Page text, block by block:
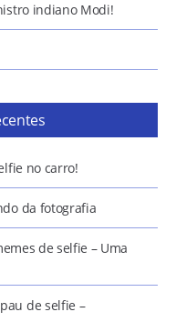
indiano Modi!
no carro!
da fotografia
de selfie – Uma
de selfie –